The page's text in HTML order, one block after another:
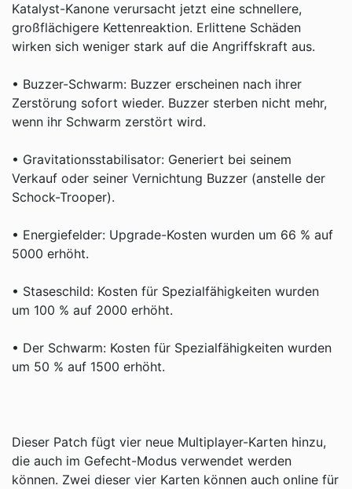
Katalyst-Kanone verursacht jetzt eine schnellere,
großflächigere Kettenreaktion. Erlittene Schäden
wirken sich weniger stark auf die Angriffskraft aus.
• Buzzer-Schwarm: Buzzer erscheinen nach ihrer
Zerstörung sofort wieder. Buzzer sterben nicht mehr,
wenn ihr Schwarm zerstört wird.
• Gravitationsstabilisator: Generiert bei seinem
Verkauf oder seiner Vernichtung Buzzer (anstelle der
Schock-Trooper).
• Energiefelder: Upgrade-Kosten wurden um 66 % auf
5000 erhöht.
• Staseschild: Kosten für Spezialfähigkeiten wurden
um 100 % auf 2000 erhöht.
• Der Schwarm: Kosten für Spezialfähigkeiten wurden
um 50 % auf 1500 erhöht.
Dieser Patch fügt vier neue Multiplayer-Karten hinzu,
die auch im Gefecht-Modus verwendet werden
können. Zwei dieser vier Karten können auch online für